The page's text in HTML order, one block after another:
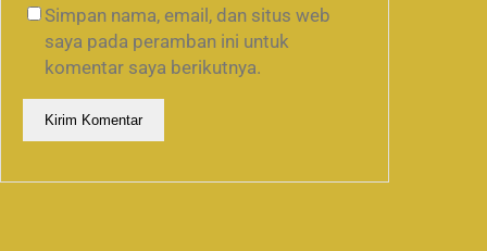
Simpan nama, email, dan situs web
saya pada peramban ini untuk
komentar saya berikutnya.